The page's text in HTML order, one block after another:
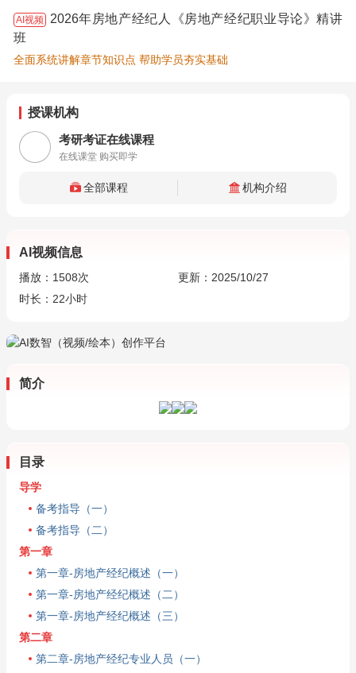
AI视频
2026年房地产经纪人《房地产经纪职业导论》精讲
班
全面系统讲解章节知识点 帮助学员夯实基础
授课机构
考研考证在线课程
在线课堂 购买即学
全部课程 机构介绍
AI视频信息
播放： 1508次
更新：2025/10/27
时长：22小时
简介
目录
导学
备考指导（一）
备考指导（二）
第一章
第一章-房地产经纪概述（一）
第一章-房地产经纪概述（二）
第一章-房地产经纪概述（三）
第二章
第二章-房地产经纪专业人员（一）